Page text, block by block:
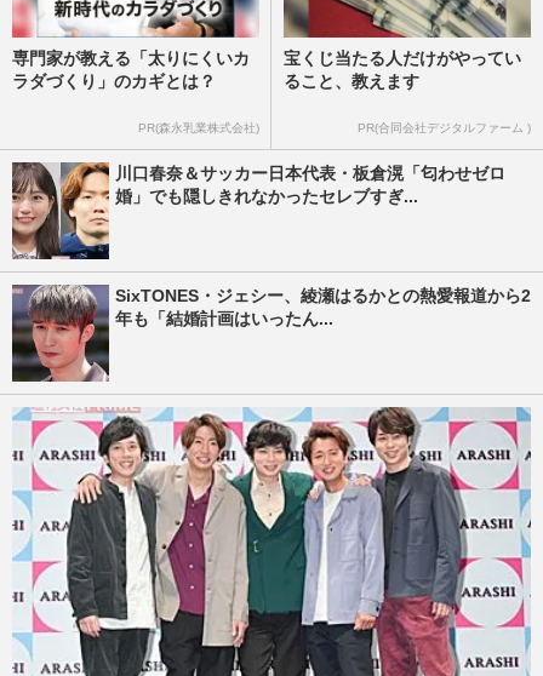
専門家が教える「太りにくいカ
ラダづくり」のカギとは？
PR(森永乳業株式会社)
宝くじ当たる人だけがやってい
ること、教えます
PR(合同会社デジタルファーム )
川口春奈＆サッカー日本代表・板倉滉「匂わせゼロ
婚」でも隠しきれなかったセレブすぎ...
SixTONES・ジェシー、綾瀬はるかとの熱愛報道から2
年も「結婚計画はいったん...